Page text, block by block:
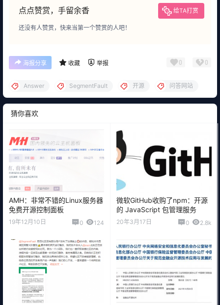
点点赞赏，手留余香 给TA打赏
还没有人赞赏，快来当第一个赞赏的人吧！
海报分享 收藏 举报 0 0
Answer SegmentFault 开源 问答网站
猜你喜欢
AMH：非常不错的Linux服务器
免费开源控制面板
19年12月10日 0 124
微软GitHub收购了npm：开源
的 JavaScript 包管理服务
20年3月17日 0 2.8k